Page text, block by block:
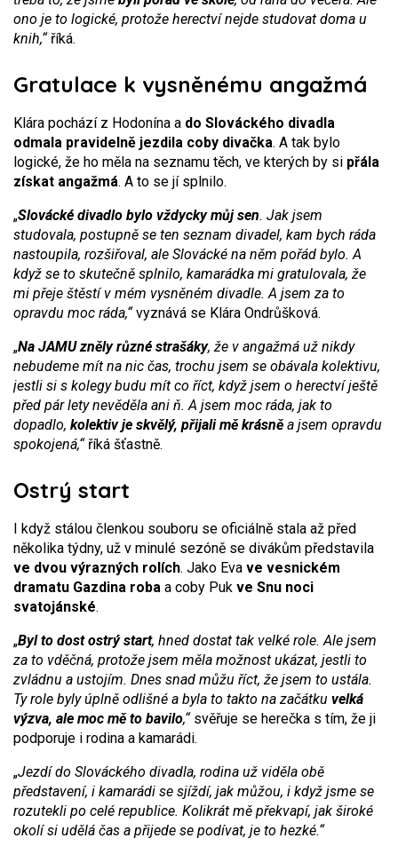
ono je to logické, protože herectví nejde studovat doma u
knih,“říká.
Gratulace k vysněnému angažmá
Klára pochází z Hodonína a do Slováckého divadla
odmala pravidelně jezdila coby divačka. A tak bylo
logické, že ho měla na seznamu těch, ve kterých by si přála
získat angažmá. A to se jí splnilo.
„Slovácké divadlo bylo vždycky můj sen. Jak jsem
studovala, postupně se ten seznam divadel, kam bych ráda
nastoupila, rozšiřoval, ale Slovácké na něm pořád bylo. A
když se to skutečně splnilo, kamarádka mi gratulovala, že
mi přeje štěstí v mém vysněném divadle. A jsem za to
opravdu moc ráda,“vyznává se Klára Ondrůšková.
„Na JAMU zněly různé strašáky, že v angažmá už nikdy
nebudeme mít na nic čas, trochu jsem se obávala kolektivu,
jestli si s kolegy budu mít co říct, když jsem o herectví ještě
před pár lety nevěděla ani ň. A jsem moc ráda, jak to
dopadlo, kolektiv je skvělý, přijali mě krásně a jsem opravdu
spokojená,“říká šťastně.
Ostrý start
I když stálou členkou souboru se oficiálně stala až před
několika týdny, už v minulé sezóně se divákům představila
ve dvou výrazných rolích. Jako Eva ve vesnickém
dramatu Gazdina roba a coby Puk ve Snu noci
svatojánské.
„Byl to dost ostrý start, hned dostat tak velké role. Ale jsem
za to vděčná, protože jsem měla možnost ukázat, jestli to
zvládnu a ustojím. Dnes snad můžu říct, že jsem to ustála.
Ty role byly úplně odlišné a byla to takto na začátku velká
výzva, ale moc mě to bavilo,“svěřuje se herečka s tím, že ji
podporuje i rodina a kamarádi.
„Jezdí do Slováckého divadla, rodina už viděla obě
představení, i kamarádi se sjíždí, jak můžou, i když jsme se
rozutekli po celé republice. Kolikrát mě překvapí, jak široké
okolí si udělá čas a přijede se podívat, je to hezké.“